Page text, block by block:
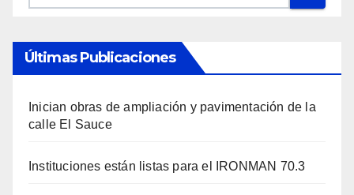
Últimas Publicaciones
Inician obras de ampliación y pavimentación de la
calle El Sauce
Instituciones están listas para el IRONMAN 70.3